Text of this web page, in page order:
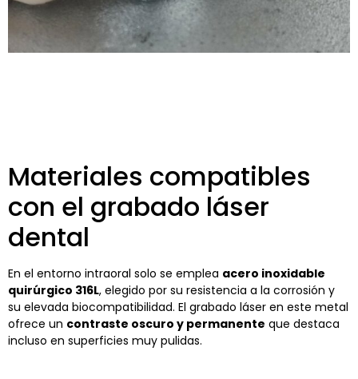
Materiales compatibles
con el grabado láser
dental
En el entorno intraoral solo se emplea acero inoxidable
quirúrgico 316L, elegido por su resistencia a la corrosión y
su elevada biocompatibilidad. El grabado láser en este metal
ofrece un contraste oscuro y permanente que destaca
incluso en superficies muy pulidas.